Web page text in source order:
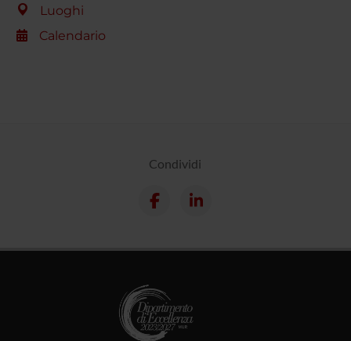
Luoghi
Calendario
Condividi